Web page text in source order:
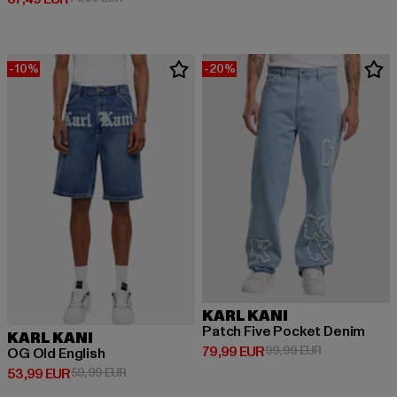
-10%
KARL KANI
OG Old English
53,99 EUR
Derzeitiger Preis: 53,99 EUR
59,99 EURAktionspreis: 59,99 EUR
-20%
KARL KANI
Patch Five Pocket Denim
79,99 EUR
Derzeitiger Preis: 79,99 EUR
99,99 EURAktionspreis: